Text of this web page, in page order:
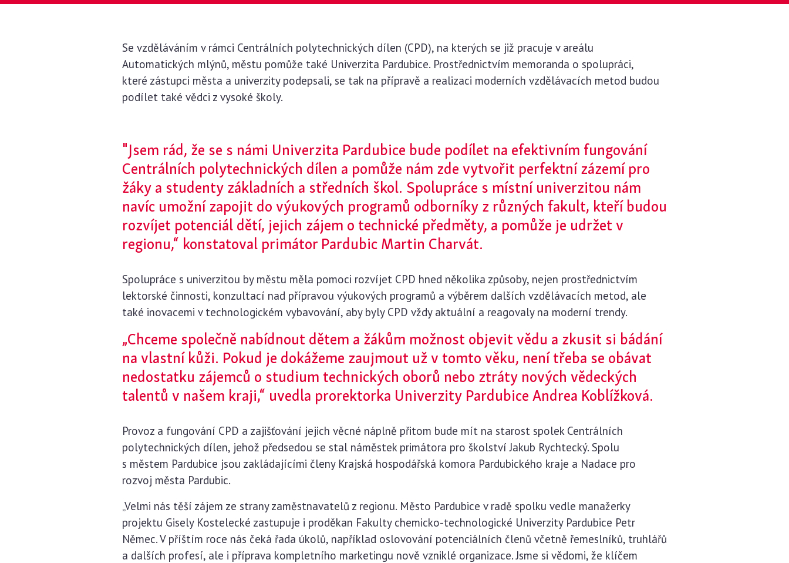
Se vzděláváním v rámci Centrálních polytechnických dílen (CPD), na kterých se již pracuje v areálu
Automatických mlýnů, městu pomůže také Univerzita Pardubice. Prostřednictvím memoranda o spolupráci,
které zástupci města a univerzity podepsali, se tak na přípravě a realizaci moderních vzdělávacích metod budou
podílet také vědci z vysoké školy.
"Jsem rád, že se s námi Univerzita Pardubice bude podílet na efektivním fungování
Centrálních polytechnických dílen a pomůže nám zde vytvořit perfektní zázemí pro
žáky a studenty základních a středních škol. Spolupráce s místní univerzitou nám
navíc umožní zapojit do výukových programů odborníky z různých fakult, kteří budou
rozvíjet potenciál dětí, jejich zájem o technické předměty, a pomůže je udržet v
regionu,“ konstatoval primátor Pardubic Martin Charvát.
Spolupráce s univerzitou by městu měla pomoci rozvíjet CPD hned několika způsoby, nejen prostřednictvím
lektorské činnosti, konzultací nad přípravou výukových programů a výběrem dalších vzdělávacích metod, ale
také inovacemi v technologickém vybavování, aby byly CPD vždy aktuální a reagovaly na moderní trendy.
„Chceme společně nabídnout dětem a žákům možnost objevit vědu a zkusit si bádání
na vlastní kůži. Pokud je dokážeme zaujmout už v tomto věku, není třeba se obávat
nedostatku zájemců o studium technických oborů nebo ztráty nových vědeckých
talentů v našem kraji,“ uvedla prorektorka Univerzity Pardubice Andrea Koblížková.
Provoz a fungování CPD a zajišťování jejich věcné náplně přitom bude mít na starost spolek Centrálních
polytechnických dílen, jehož předsedou se stal náměstek primátora pro školství Jakub Rychtecký. Spolu
s městem Pardubice jsou zakládajícími členy Krajská hospodářská komora Pardubického kraje a Nadace pro
rozvoj města Pardubic.
„Velmi nás těší zájem ze strany zaměstnavatelů z regionu. Město Pardubice v radě spolku vedle manažerky
projektu Gisely Kostelecké zastupuje i proděkan Fakulty chemicko-technologické Univerzity Pardubice Petr
Němec. V příštím roce nás čeká řada úkolů, například oslovování potenciálních členů včetně řemeslníků, truhlářů
a dalších profesí, ale i příprava kompletního marketingu nově vzniklé organizace. Jsme si vědomi, že klíčem